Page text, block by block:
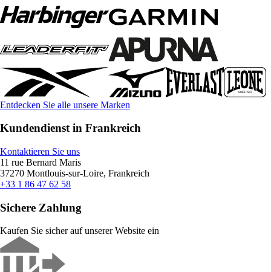
Entdecken Sie alle unsere Marken
Kundendienst in Frankreich
Kontaktieren Sie uns
11 rue Bernard Maris
37270 Montlouis-sur-Loire, Frankreich
+33 1 86 47 62 58
Sichere Zahlung
Kaufen Sie sicher auf unserer Website ein